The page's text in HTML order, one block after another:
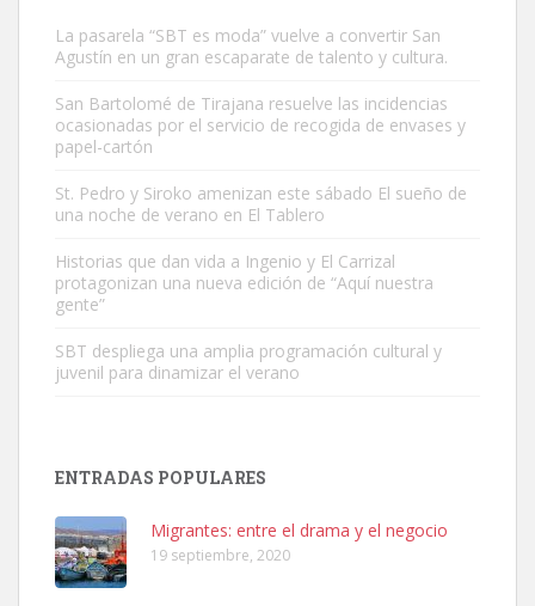
Gato manso encontrado
Este gato macho ha aparecido en la calle hace menos de un mes,
es muy manso y extremadamente cari...
Leales.org » Gran Canaria
La pasarela “SBT es moda” vuelve a convertir San
Agustín en un gran escaparate de talento y cultura.
San Bartolomé de Tirajana resuelve las incidencias
ocasionadas por el servicio de recogida de envases y
papel-cartón
St. Pedro y Siroko amenizan este sábado El sueño de
una noche de verano en El Tablero
Historias que dan vida a Ingenio y El Carrizal
protagonizan una nueva edición de “Aquí nuestra
gente”
SBT despliega una amplia programación cultural y
juvenil para dinamizar el verano
ENTRADAS POPULARES
Migrantes: entre el drama y el negocio
19 septiembre, 2020